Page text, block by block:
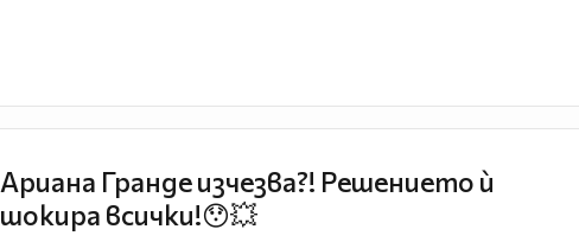
Ариана Гранде изчезва?! Решението ѝ
шокира всички!😯💥